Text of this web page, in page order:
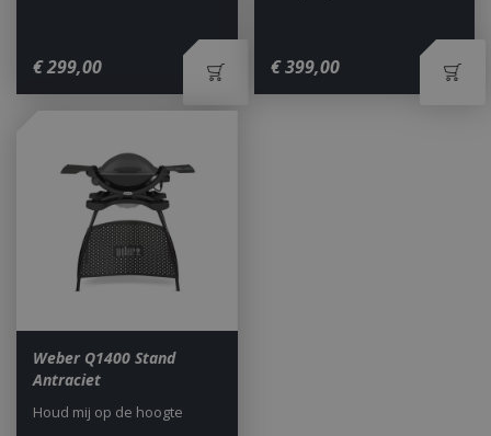
€299,00 € 399,00
Weber Q1400 Stand
Antraciet
Houd mij op de hoogte